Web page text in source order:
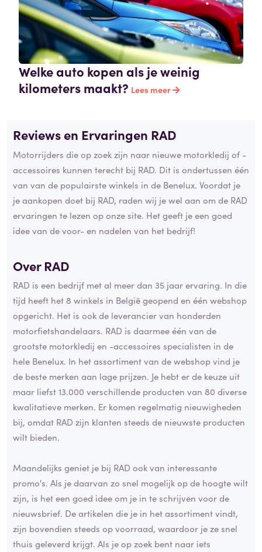
Welke auto kopen als je weinig
kilometers maakt? Lees meer
Reviews en Ervaringen RAD
Motorrijders die op zoek zijn naar nieuwe motorkledij of -
accessoires kunnen terecht bij RAD. Dit is ondertussen één
van van de populairste winkels in de Benelux. Voordat je
je aankopen doet bij RAD, raden wij je wel aan om de RAD
ervaringen te lezen op onze site. Het geeft je een goed
idee van de voor- en nadelen van het bedrijf!
Over RAD
RAD is een bedrijf met al meer dan 35 jaar ervaring. In die
tijd heeft het 8 winkels in België geopend en één webshop
opgericht. Het is ook de leverancier van honderden
motorfietshandelaars. RAD is daarmee één van de
grootste motorkledij en -accessoires specialisten in de
hele Benelux. In het assortiment van de webshop vind je
de beste merken aan lage prijzen. Je hebt er de keuze uit
maar liefst 13.000 verschillende producten van 80 diverse
kwalitatieve merken. Er komen regelmatig nieuwigheden
bij, omdat RAD zijn klanten steeds de nieuwste producten
wilt bieden.
Maandelijks geniet je bij RAD ook van interessante
promo's. Als je daarvan zo snel mogelijk op de hoogte wilt
zijn, is het een goed idee om je in te schrijven voor de
nieuwsbrief. De artikelen die je in het assortiment vindt,
zijn bovendien steeds op voorraad, waardoor je ze snel
thuis geleverd krijgt. Als je op zoek bent naar iets